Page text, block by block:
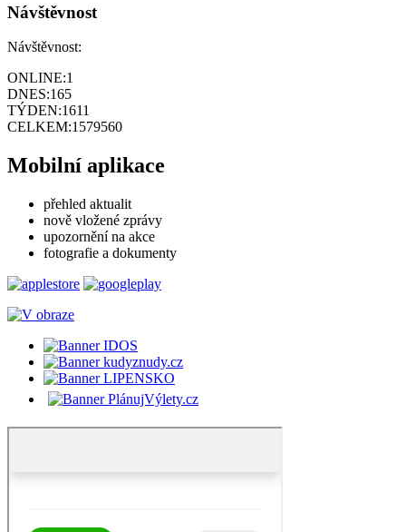
Návštěvnost
Návštěvnost:
ONLINE:1
DNES:165
TÝDEN:1611
CELKEM:1579560
Mobilní aplikace
přehled aktualit
nově vložené zprávy
upozornění na akce
fotografie a dokumenty